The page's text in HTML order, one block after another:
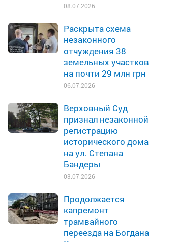
08.07.2026
Раскрыта схема
незаконного
отчуждения 38
земельных участков
на почти 29 млн грн
06.07.2026
Верховный Суд
признал незаконной
регистрацию
исторического дома
на ул. Степана
Бандеры
03.07.2026
Продолжается
капремонт
трамвайного
переезда на Богдана